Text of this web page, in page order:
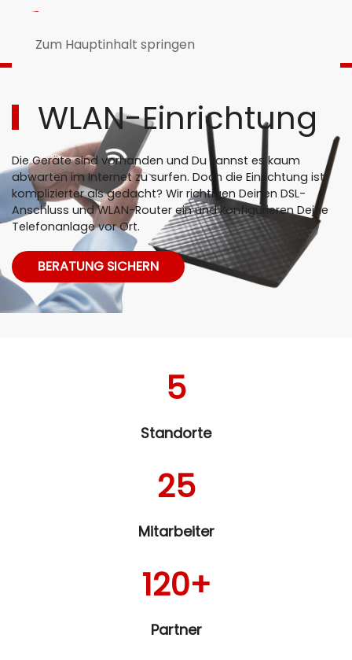
Zum Hauptinhalt springen
WLAN-Einrichtung
Die Geräte sind vorhanden und Du kannst es kaum
abwarten im Internet zu surfen. Doch die Einrichtung ist
komplizierter als gedacht? Wir richtigen Deinen DSL-
Anschluss und WLAN-Router ein und konfigurieren Deine
Telefonanlage vor Ort.
BERATUNG SICHERN
5
Standorte
25
Mitarbeiter
120+
Partner